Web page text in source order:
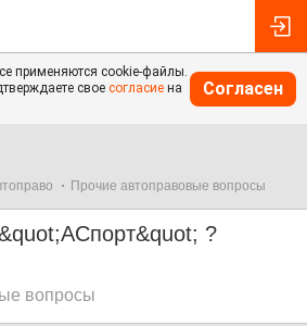
применяются cookie-файлы.
свое согласие на
Согласен
Прочие автоправовые вопросы
?
вопросы